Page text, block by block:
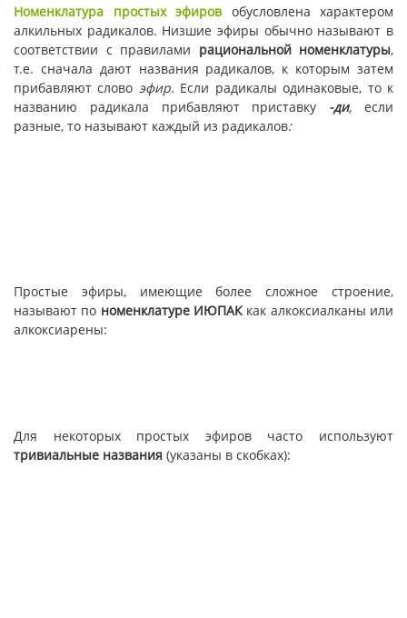
Номенклатура простых эфиров обусловлена характером
алкильных радикалов. Низшие эфиры обычно называют в
соответствии с правилами рациональной номенклатуры,
т.е. сначала дают названия радикалов, к которым затем
прибавляют слово эфир. Если радикалы одинаковые, то к
названию радикала прибавляют приставку -ди,если
разные, то называют каждый из радикалов:
Простые эфиры, имеющие более сложное строение,
называют по номенклатуре ИЮПАК как алкоксиалканы или
алкоксиарены:
Для некоторых простых эфиров часто используют
тривиальные названия (указаны в скобках):